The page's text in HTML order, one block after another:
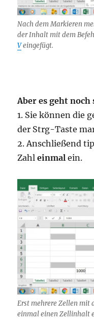
Nach dem Markieren
der Inhalt mit dem
Veingefügt.
Aber es geht noch
1. Sie können die
der Strg-Taste
2. Anschließend
Zahleinmal ein.
Erst mehrere Zellen mit
einmal einen Zellinhalt